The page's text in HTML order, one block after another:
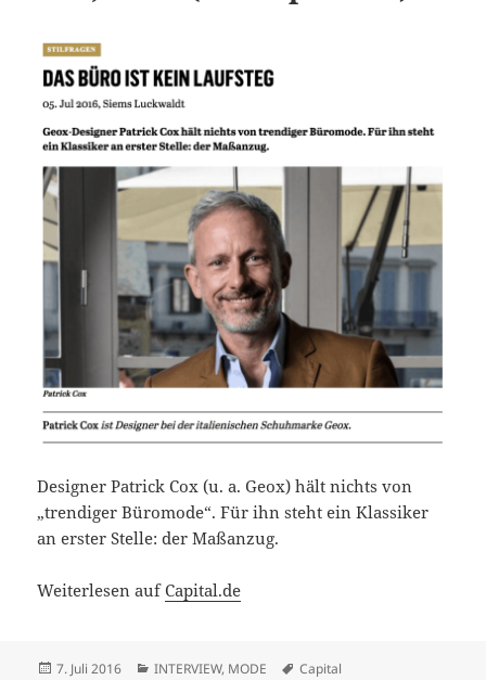
Designer Patrick Cox (u. a. Geox) hält nichts von
„trendiger Büromode“. Für ihn steht ein Klassiker
an erster Stelle: der Maßanzug.
Weiterlesen aufCapital.de
Veröffentlicht
7. Juli 2016 Kategorien
INTERVIEW, MODE Schlagwörter
Capital